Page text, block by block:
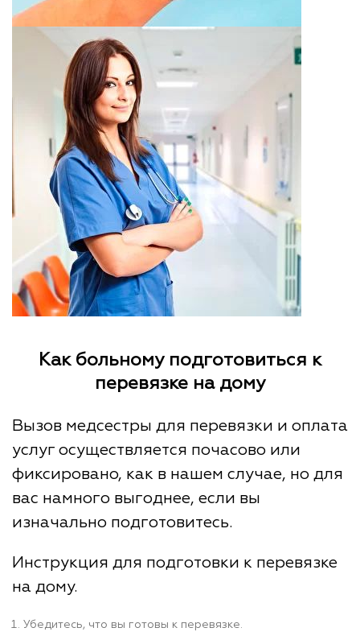
Как больному подготовиться к
перевязке на дому
Вызов медсестры для перевязки и оплата
услуг осуществляется почасово или
фиксировано, как в нашем случае, но для
вас намного выгоднее, если вы
изначально подготовитесь.
Инструкция для подготовки к перевязке
на дому.
Убедитесь, что вы готовы к перевязке.